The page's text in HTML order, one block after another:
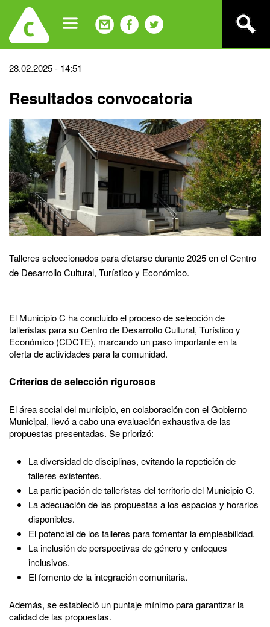
navigation
Back
top
28.02.2025 - 14:51
Resultados convocatoria
Talleres seleccionados para dictarse durante 2025 en el Centro
de Desarrollo Cultural, Turístico y Económico.
El Municipio C ha concluido el proceso de selección de
talleristas para su Centro de Desarrollo Cultural, Turístico y
Económico (CDCTE), marcando un paso importante en la
oferta de actividades para la comunidad.
Criterios de selección rigurosos
El área social del municipio, en colaboración con el Gobierno
Municipal, llevó a cabo una evaluación exhaustiva de las
propuestas presentadas. Se priorizó:
La diversidad de disciplinas, evitando la repetición de
talleres existentes.
La participación de talleristas del territorio del Municipio C.
La adecuación de las propuestas a los espacios y horarios
disponibles.
El potencial de los talleres para fomentar la empleabilidad.
La inclusión de perspectivas de género y enfoques
inclusivos.
El fomento de la integración comunitaria.
Además, se estableció un puntaje mínimo para garantizar la
calidad de las propuestas.